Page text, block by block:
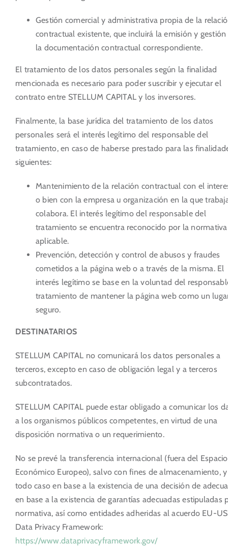
Gestión comercial y administrativa propia de la
contractual existente, que incluirá la emisión y gestión
la documentación contractual correspondiente.
El tratamiento de los datos personales según la finalidad
mencionada es necesario para poder suscribir y ejecutar el
contrato entre STELLUM CAPITAL y los inversores.
Finalmente, la base jurídica del tratamiento de los datos
personales será el interés legítimo del responsable del
tratamiento, en caso de haberse prestado para las
siguientes:
Mantenimiento de la relación contractual con el
o bien con la empresa u organización en la que
colabora. El interés legítimo del responsable del
tratamiento se encuentra reconocido por la normativa
aplicable.
Prevención, detección y control de abusos y fraudes
cometidos a la página web o a través de la misma. El
interés legítimo se base en la voluntad del
tratamiento de mantener la página web como un
seguro.
DESTINATARIOS
STELLUM CAPITAL no comunicará los datos personales a
terceros, excepto en caso de obligación legal y a terceros
subcontratados.
STELLUM CAPITAL puede estar obligado a comunicar los
a los organismos públicos competentes, en virtud de una
disposición normativa o un requerimiento.
No se prevé la transferencia internacional (fuera del Espacio
Económico Europeo), salvo con fines de almacenamiento,
todo caso en base a la existencia de una decisión de
en base a la existencia de garantías adecuadas estipuladas
normativa, así como entidades adheridas al acuerdo EU-US
Data Privacy Framework:
https://www.dataprivacyframework.gov/